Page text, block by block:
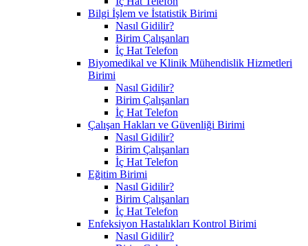
Bilgi İşlem ve İstatistik Birimi
Nasıl Gidilir?
Birim Çalışanları
İç Hat Telefon
Biyomedikal ve Klinik Mühendislik Hizmetleri
Birimi
Nasıl Gidilir?
Birim Çalışanları
İç Hat Telefon
Çalışan Hakları ve Güvenliği Birimi
Nasıl Gidilir?
Birim Çalışanları
İç Hat Telefon
Eğitim Birimi
Nasıl Gidilir?
Birim Çalışanları
İç Hat Telefon
Enfeksiyon Hastalıkları Kontrol Birimi
Nasıl Gidilir?